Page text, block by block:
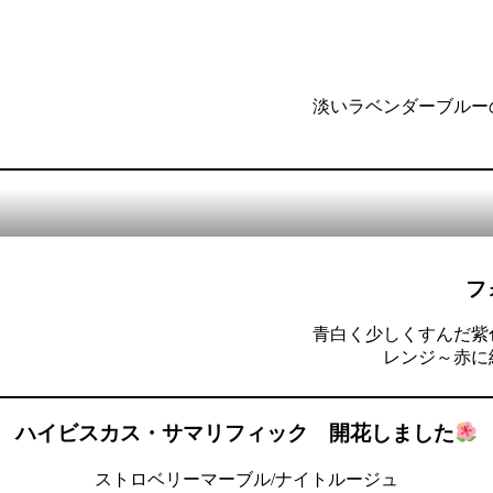
淡いラベンダーブル
フ
青白く少しくすんだ
レンジ～赤
ハイビスカス・サマリフィック 開花しました
ストロベリーマーブル/ナイトルージュ